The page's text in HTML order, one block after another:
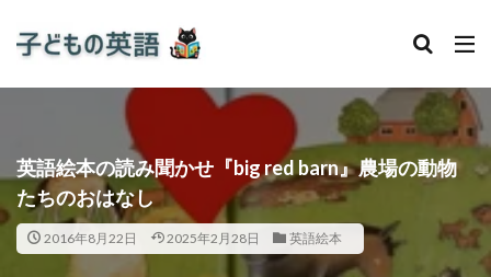
英語絵本の読み聞かせ『big red barn』農場の動物
たちのおはなし
2016年8月22日 2025年2月28日 英語絵本